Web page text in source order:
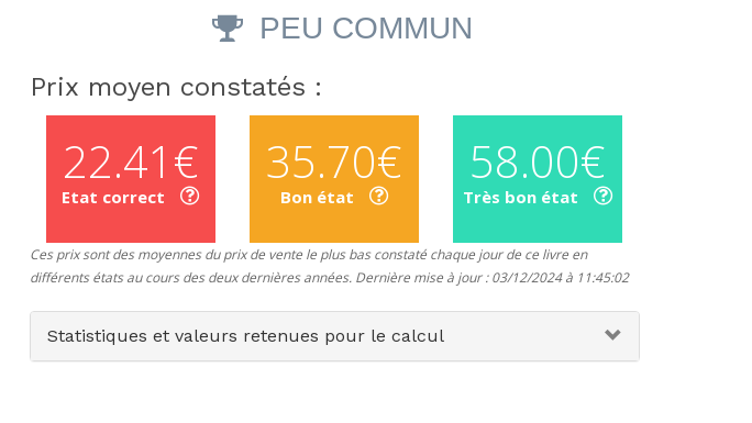
PEU COMMUN
Prix moyen constatés :
22.41€
Etat correct
35.70€
Bon état
58.00€
Très bon état
Ces prix sont des moyennes du prix de vente le plus bas constaté chaque jour de ce livre en
différents états au cours des deux dernières années. Dernière mise à jour : 03/12/2024 à 11:45:02
Statistiques et valeurs retenues pour le calcul